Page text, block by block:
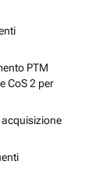
PTM
CoS 2 per
acquisizione